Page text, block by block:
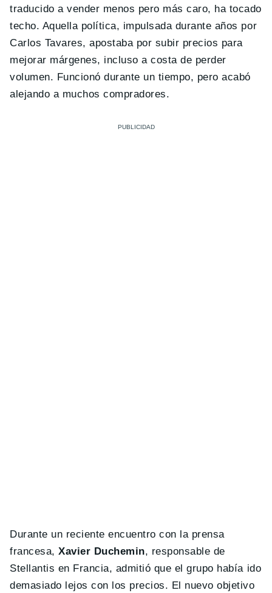
traducido a vender menos pero más caro, ha tocado
techo. Aquella política, impulsada durante años por
Carlos Tavares, apostaba por subir precios para
mejorar márgenes, incluso a costa de perder
volumen. Funcionó durante un tiempo, pero acabó
alejando a muchos compradores.
Durante un reciente encuentro con la prensa
francesa,Xavier Duchemin, responsable de
Stellantis en Francia, admitió que el grupo había ido
demasiado lejos con los precios. El nuevo objetivo